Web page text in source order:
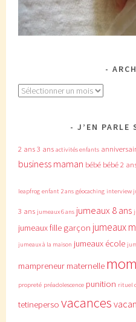
Archives
J’EN PARLE
2 ans3 ans activités enfants
business maman bébé bébé 2
leapfrog enfant 2 ans géocaching interview
3 ans jumeaux 6 ans jumeaux 8 ans
jumeaux fille garçon jumeaux
jumeaux à la maison jumeaux école
mampreneur maternelle
propreté préadolescence punition rituel
tetineperso vacances